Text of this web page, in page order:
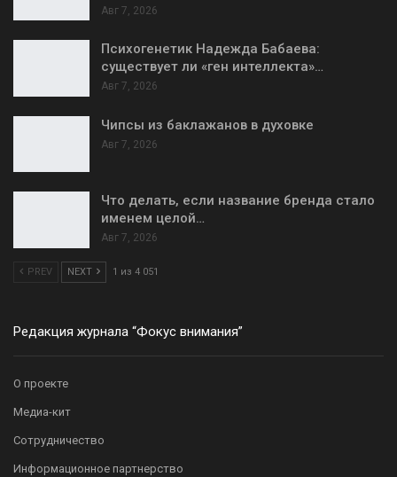
Авг 7, 2026
Психогенетик Надежда Бабаева:
существует ли «ген интеллекта»…
Авг 7, 2026
Чипсы из баклажанов в духовке
Авг 7, 2026
Что делать, если название бренда стало
именем целой…
Авг 7, 2026
PREV NEXT 1 из 4 051
Редакция журнала “Фокус внимания”
О проекте
Медиа-кит
Сотрудничество
Информационное партнерство